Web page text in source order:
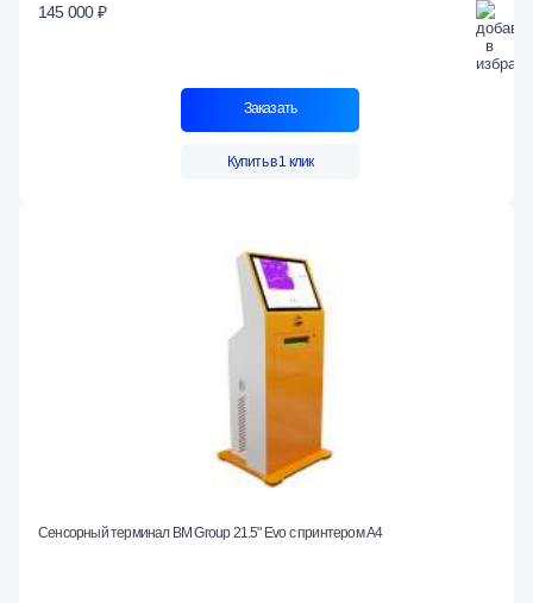
145 000 ₽
Заказать
Купить в 1 клик
Сенсорный терминал BM Group 21.5" Evo c принтером А4